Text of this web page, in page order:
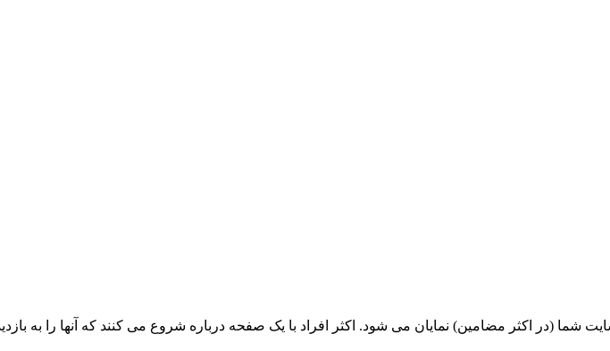
(در اکثر مضامین) نمایان می شود. اکثر افراد با یک صفحه درباره شروع می کنند که آنها را به